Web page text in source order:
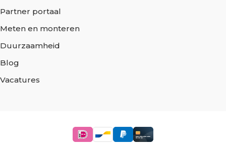
Partner portaal
Meten en monteren
Duurzaamheid
Blog
Vacatures